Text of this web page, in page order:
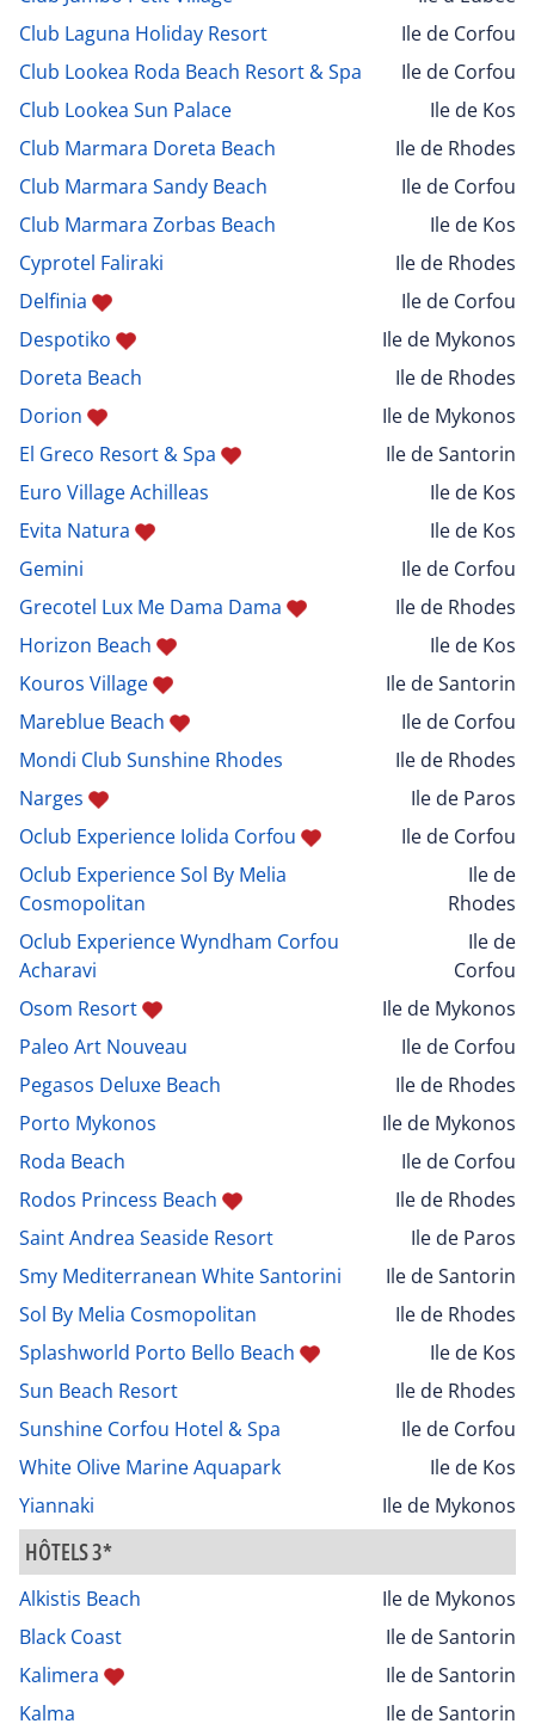
Club Laguna Holiday Resort
Ile de Corfou
Club Lookea Roda Beach Resort & Spa
Ile de Corfou
Club Lookea Sun Palace
Ile de Kos
Club Marmara Doreta Beach
Ile de Rhodes
Club Marmara Sandy Beach
Ile de Corfou
Club Marmara Zorbas Beach
Ile de Kos
Cyprotel Faliraki
Ile de Rhodes
Delfinia
Ile de Corfou
Despotiko
Ile de Mykonos
Doreta Beach
Ile de Rhodes
Dorion
Ile de Mykonos
El Greco Resort & Spa
Ile de Santorin
Euro Village Achilleas
Ile de Kos
Evita Natura
Ile de Kos
Gemini
Ile de Corfou
Grecotel Lux Me Dama Dama
Ile de Rhodes
Horizon Beach
Ile de Kos
Kouros Village
Ile de Santorin
Mareblue Beach
Ile de Corfou
Mondi Club Sunshine Rhodes
Ile de Rhodes
Narges
Ile de Paros
Oclub Experience Iolida Corfou
Ile de Corfou
Oclub Experience Sol By Melia
Cosmopolitan
Ile de
Rhodes
Oclub Experience Wyndham Corfou
Acharavi
Ile de
Corfou
Osom Resort
Ile de Mykonos
Paleo Art Nouveau
Ile de Corfou
Pegasos Deluxe Beach
Ile de Rhodes
Porto Mykonos
Ile de Mykonos
Roda Beach
Ile de Corfou
Rodos Princess Beach
Ile de Rhodes
Saint Andrea Seaside Resort
Ile de Paros
Smy Mediterranean White Santorini
Ile de Santorin
Sol By Melia Cosmopolitan
Ile de Rhodes
Splashworld Porto Bello Beach
Ile de Kos
Sun Beach Resort
Ile de Rhodes
Sunshine Corfou Hotel & Spa
Ile de Corfou
White Olive Marine Aquapark
Ile de Kos
Yiannaki
Ile de Mykonos
HÔTELS 3*
Alkistis Beach
Ile de Mykonos
Black Coast
Ile de Santorin
Kalimera
Ile de Santorin
Kalma
Ile de Santorin